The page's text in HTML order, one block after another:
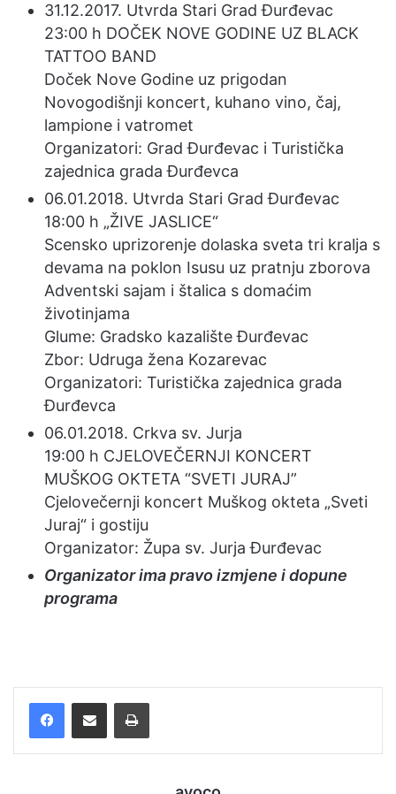
31.12.2017. Utvrda Stari Grad Đurđevac
23:00 h DOČEK NOVE GODINE UZ BLACK
TATTOO BAND
Doček Nove Godine uz prigodan
Novogodišnji koncert, kuhano vino, čaj,
lampione i vatromet
Organizatori: Grad Đurđevac i Turistička
zajednica grada Đurđevca
06.01.2018. Utvrda Stari Grad Đurđevac
18:00 h „ŽIVE JASLICE“
Scensko uprizorenje dolaska sveta tri kralja s
devama na poklon Isusu uz pratnju zborova
Adventski sajam i štalica s domaćim
životinjama
Glume: Gradsko kazalište Đurđevac
Zbor: Udruga žena Kozarevac
Organizatori: Turistička zajednica grada
Đurđevca
06.01.2018. Crkva sv. Jurja
19:00 h CJELOVEČERNJI KONCERT
MUŠKOG OKTETA “SVETI JURAJ”
Cjelovečernji koncert Muškog okteta „Sveti
Juraj“ i gostiju
Organizator: Župa sv. Jurja Đurđevac
Organizator ima pravo izmjene i dopune
programa